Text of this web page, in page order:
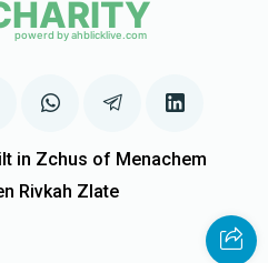
in Zchus of Menachem
Rivkah Zlate